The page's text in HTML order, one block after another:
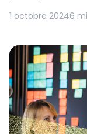
1 octobre 20246